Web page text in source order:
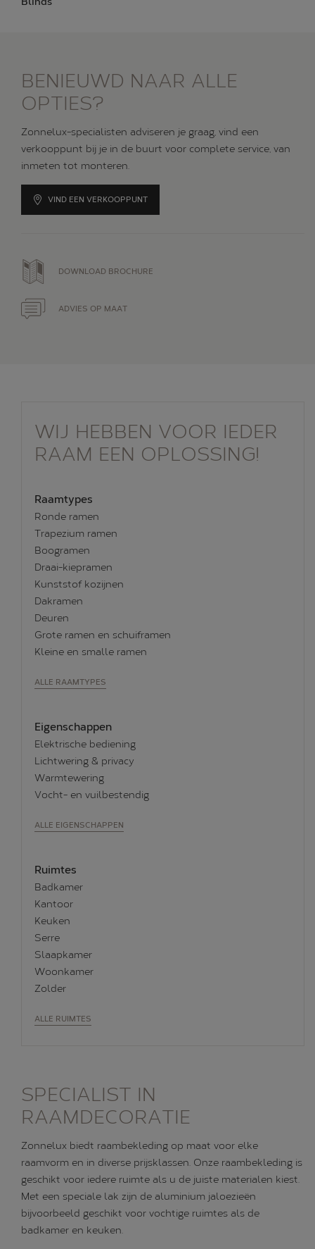
BENIEUWD NAAR ALLE
OPTIES?
Zonnelux-specialisten adviseren je graag, vind een
verkooppunt bij je in de buurt voor complete service, van
inmeten tot monteren.
VIND EEN VERKOOPPUNT
DOWNLOAD BROCHURE
ADVIES OP MAAT
WIJ HEBBEN VOOR IEDER
RAAM EEN OPLOSSING!
Raamtypes
Ronde ramen
Trapezium ramen
Boogramen
Draai-kiepramen
Kunststof kozijnen
Dakramen
Deuren
Grote ramen en schuiframen
Kleine en smalle ramen
ALLE RAAMTYPES
Eigenschappen
Elektrische bediening
Lichtwering & privacy
Warmtewering
Vocht- en vuilbestendig
ALLE EIGENSCHAPPEN
Ruimtes
Badkamer
Kantoor
Keuken
Serre
Slaapkamer
Woonkamer
Zolder
ALLE RUIMTES
SPECIALIST IN
RAAMDECORATIE
Zonnelux biedt raambekleding op maat voor elke
raamvorm en in diverse prijsklassen. Onze raambekleding is
geschikt voor iedere ruimte als u de juiste materialen kiest.
Met een speciale lak zijn de aluminium jaloezieën
bijvoorbeeld geschikt voor vochtige ruimtes als de
badkamer en keuken.